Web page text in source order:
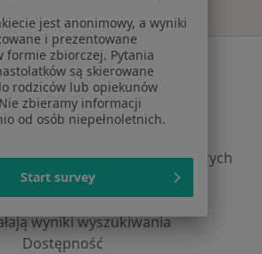
Serwis
Regulamin
prywatności pacjentów
dla profesjonalistów, których
samodzielnie
Polityka cookies
wyniki wyszukiwania
Dostępność
jest anonimowy, a wyniki
i prezentowane
formie zbiorczej. Pytania
są skierowane
rodziców lub opiekunów
zbieramy informacji
od osób niepełnoletnich.
Start survey